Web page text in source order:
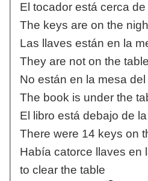
El tocador está cerca
The keys are on the
Las llaves están en la
They are not on the
No están en la mesa del
The book is under the
El libro está debajo de
There were 14 keys on
Había catorce llaves en
to clear the table